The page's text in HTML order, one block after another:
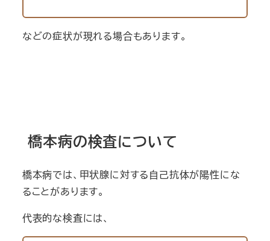
などの症状が現れる場合もあります。
橋本病の検査について
橋本病では、甲状腺に対する自己抗体が陽性にな
ることがあります。
代表的な検査には、